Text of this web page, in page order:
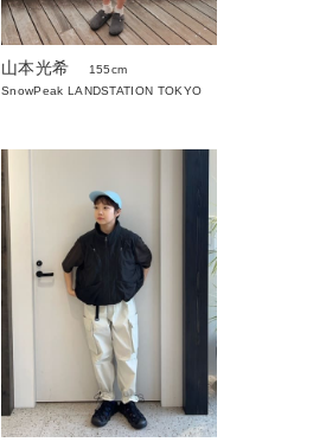
山本光希
155cm
SnowPeak LANDSTATION TOKYO